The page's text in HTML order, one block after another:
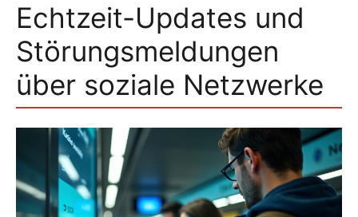
Echtzeit-Updates und
Störungsmeldungen
über soziale Netzwerke